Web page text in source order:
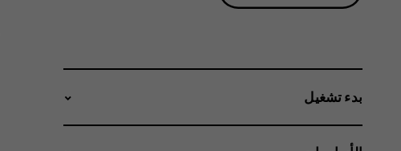
بدء تشغيل